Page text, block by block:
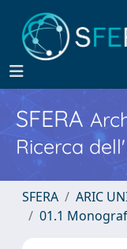
SFERA
Ricerca
SFERA ARIC
01.1